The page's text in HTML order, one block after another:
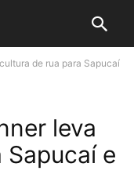
de rua para Sapucaí
leva
e